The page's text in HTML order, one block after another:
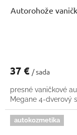
Autorohože
37 € / sada
presné vaničkové
Megane 4-dverový
autokozmetika